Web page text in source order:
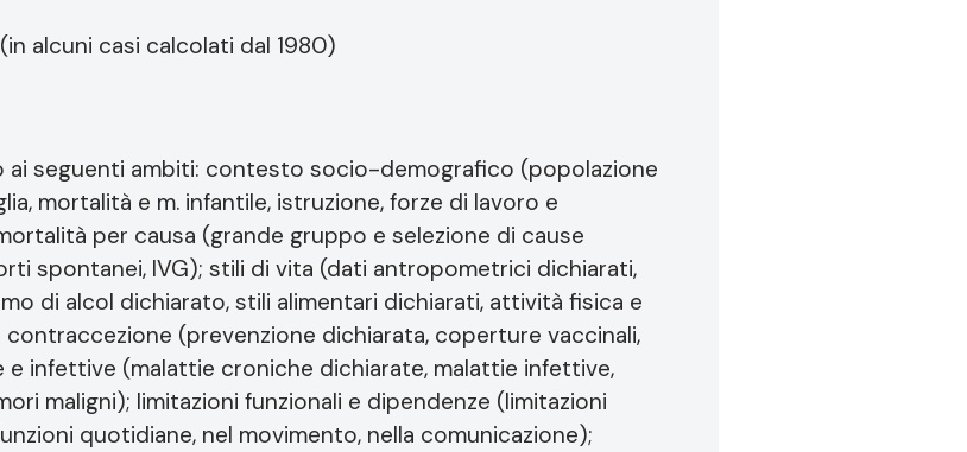
alcuni casi calcolati dal 1980)
seguenti ambiti: contesto socio-demografico (popolazione
mortalità e m. infantile, istruzione, forze di lavoro e
per causa (grande gruppo e selezione di cause
spontanei, IVG); stili di vita (dati antropometrici dichiarati,
di alcol dichiarato, stili alimentari dichiarati, attività fisica e
(prevenzione dichiarata, coperture vaccinali,
infettive (malattie croniche dichiarate, malattie infettive,
maligni); limitazioni funzionali e dipendenze (limitazioni
quotidiane, nel movimento, nella comunicazione);